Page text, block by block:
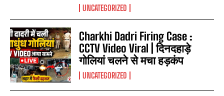
UNCATEGORIZED
Charkhi Dadri Firing Case :
CCTV Video Viral | दिनदहाड़े
गोलियां चलने से मचा हड़कंप
UNCATEGORIZED